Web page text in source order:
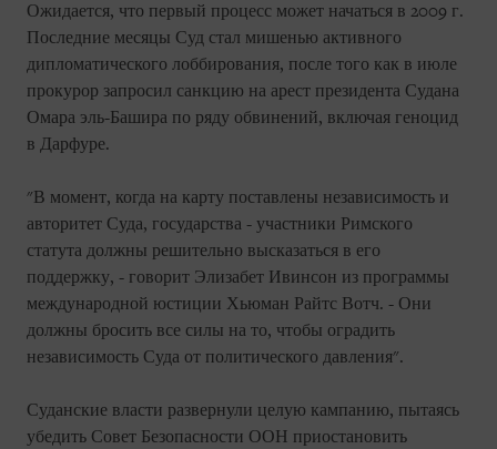
Ожидается, что первый процесс может начаться в 2009 г.
Последние месяцы Суд стал мишенью активного
дипломатического лоббирования, после того как в июле
прокурор запросил санкцию на арест президента Судана
Омара эль-Башира по ряду обвинений, включая геноцид
в Дарфуре.
"В момент, когда на карту поставлены независимость и
авторитет Суда, государства - участники Римского
статута должны решительно высказаться в его
поддержку, - говорит Элизабет Ивинсон из программы
международной юстиции Хьюман Райтс Вотч. - Они
должны бросить все силы на то, чтобы оградить
независимость Суда от политического давления".
Суданские власти развернули целую кампанию, пытаясь
убедить Совет Безопасности ООН приостановить